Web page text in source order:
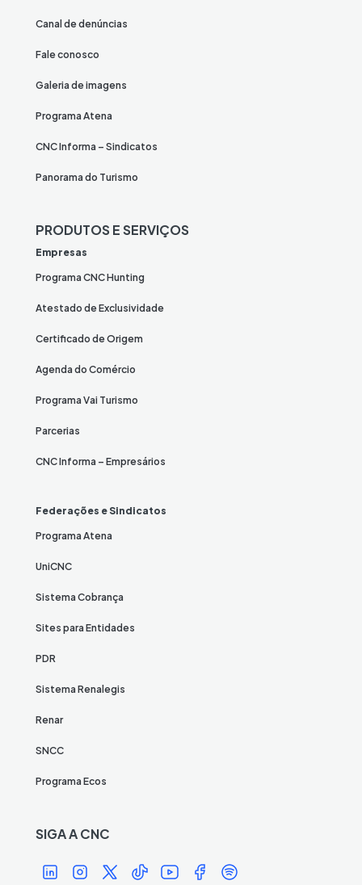
Canal de denúncias
Fale conosco
Galeria de imagens
Programa Atena
CNC Informa – Sindicatos
Panorama do Turismo
PRODUTOS E SERVIÇOS
Empresas
Programa CNC Hunting
Atestado de Exclusividade
Certificado de Origem
Agenda do Comércio
Programa Vai Turismo
Parcerias
CNC Informa – Empresários
Federações e Sindicatos
Programa Atena
UniCNC
Sistema Cobrança
Sites para Entidades
PDR
Sistema Renalegis
Renar
SNCC
Programa Ecos
SIGA A CNC
Í Í Í Í Í Í Í